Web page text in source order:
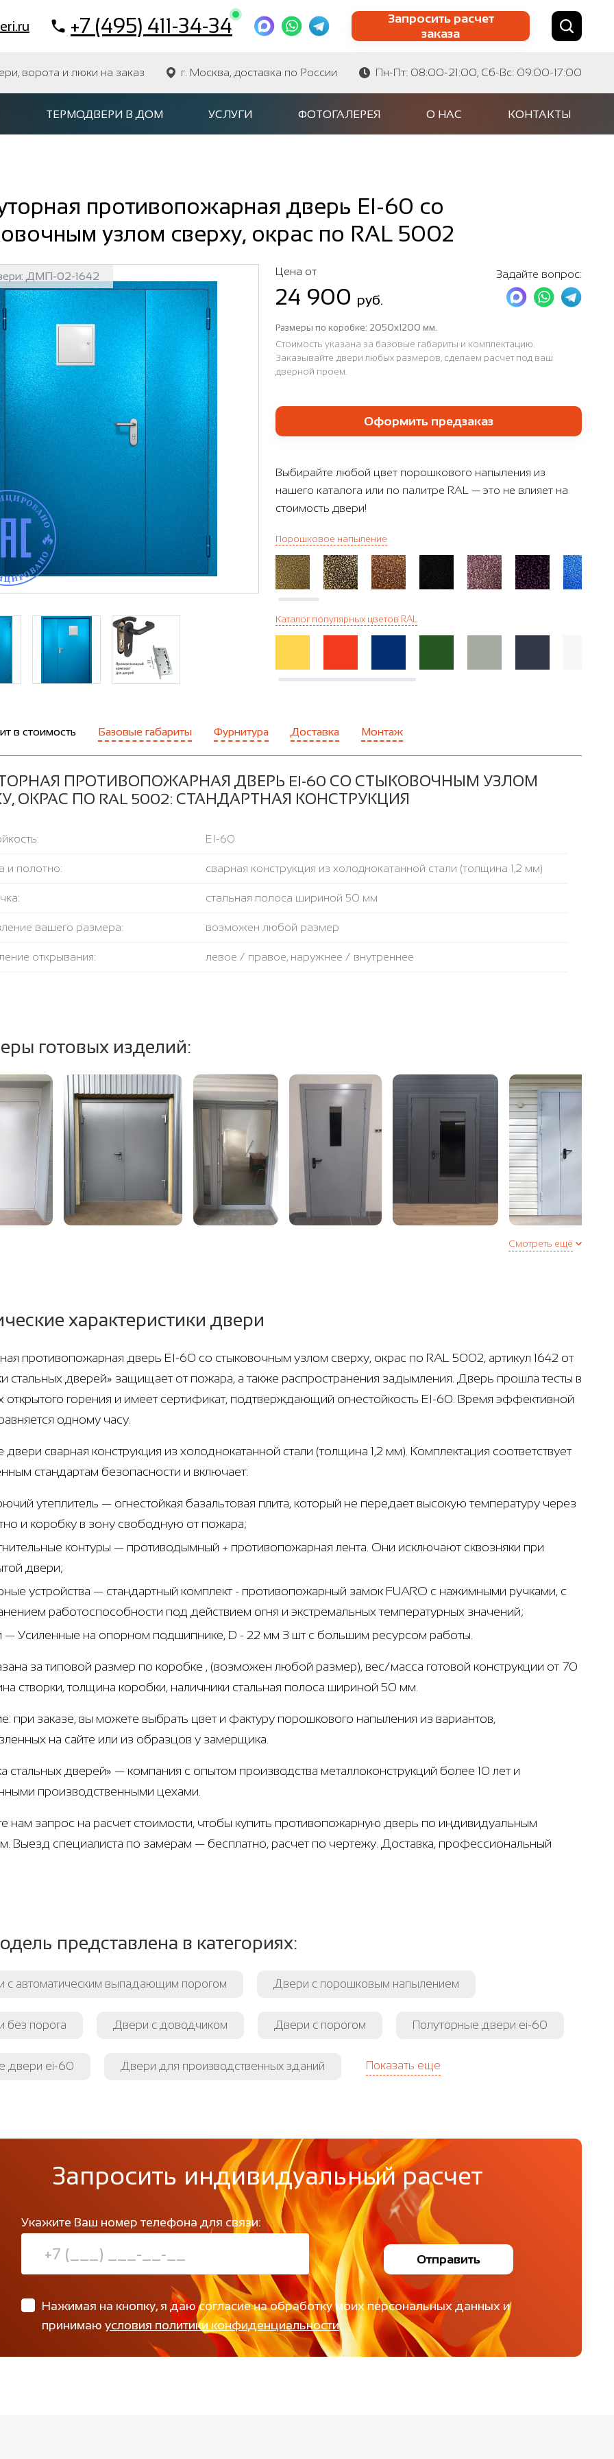
+7 (495) 411-34-34
Запросить расчет
заказа
Найти по сайту Найти по артикулу
ворота и люки на заказ г. Москва, доставка по России Пн-Пт: 08:00-21:00, Сб-Вс: 09:00-17:00
ТЕРМОДВЕРИ В ДОМ УСЛУГИ ФОТОГАЛЕРЕЯ О НАС КОНТАКТЫ
противопожарная дверь EI-60 со
узлом сверху, окрас по RAL 5002
ДМП-02-1642 Цена от
24 900 руб.
Задайте вопрос:
Размеры по коробке: 2050х1200 мм.
Стоимость указана за базовые габариты и комплектацию.
Заказывайте двери любых размеров, сделаем расчет под ваш
дверной проем.
Оформить предзаказ
Выбирайте любой цвет порошкового напыления из
нашего каталога или по палитре RAL — это не влияет на
стоимость двери!
Порошковое напыление
Каталог популярных цветов RAL
в стоимость Базовые габариты Фурнитура Доставка Монтаж
ПРОТИВОПОЖАРНАЯ ДВЕРЬ EI-60 СО СТЫКОВОЧНЫМ УЗЛОМ
ОКРАС ПО RAL 5002: СТАНДАРТНАЯ КОНСТРУКЦИЯ
EI-60
и полотно: сварная конструкция из холоднокатанной стали (толщина 1,2 мм)
стальная полоса шириной 50 мм
вашего размера: возможен любой размер
открывания: левое / правое, наружнее / внутреннее
полотна и коробки:
готовых изделий:
Смотреть ещё
характеристики двери
противопожарная дверь EI-60 со стыковочным узлом сверху, окрас по RAL 5002, артикул 1642 от
стальных дверей» защищает от пожара, а также распространения задымления. Дверь прошла тесты в
открытого горения и имеет сертификат, подтверждающий огнестойкость EI-60. Время эффективной
одному часу.
двери сварная конструкция из холоднокатанной стали (толщина 1,2 мм). Комплектация соответствует
стандартам безопасности и включает:
утеплитель — огнестойкая базальтовая плита, который не передает высокую температуру через
и коробку в зону свободную от пожара;
контуры — противодымный + противопожарная лента. Они исключают сквозняки при
двери;
устройства — стандартный комплект - противопожарный замок FUARO с нажимными ручками, с
работоспособности под действием огня и экстремальных температурных значений;
— Усиленные на опорном подшипнике, D - 22 мм 3 шт с большим ресурсом работы.
за типовой размер по коробке , (возможен любой размер), вес/масса готовой конструкции от 70
створки, толщина коробки, наличники стальная полоса шириной 50 мм.
при заказе, вы можете выбрать цвет и фактуру порошкового напыления из вариантов,
на сайте или из образцов у замерщика.
стальных дверей» — компания с опытом производства металлоконструкций более 10 лет и
производственными цехами.
нам запрос на расчет стоимости, чтобы купить противопожарную дверь по индивидуальным
Выезд специалиста по замерам — бесплатно, расчет по чертежу. Доставка, профессиональный
представлена в категориях:
с автоматическим выпадающим порогом Двери с порошковым напылением
без порога Двери с доводчиком Двери с порогом Полуторные двери ei-60
двери ei-60 Двери для производственных зданий Показать еще
Запросить индивидуальный расчет
Укажите Ваш номер телефона для связи:
Отправить
Нажимая на кнопку, я даю согласие на обработку моих персональных данных и
принимаю условия политики конфиденциальности.